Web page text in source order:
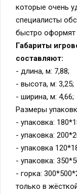
которые очень
специалисты
быстро оформят
Габариты
составляют:
- длина, м: 7,88;
- высота, м: 3,25;
- ширина, м: 4,66;
Размеры
- упаковка:
- упаковка:
- упаковка
- упаковка:
- горка:
только в